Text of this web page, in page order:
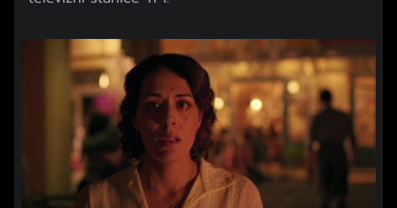
Začátek reklamy
Konec reklamy